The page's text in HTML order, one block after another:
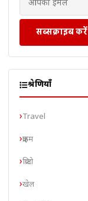
सब्सक्राइब करें
श्रेणियाँ
Travel
क्राइम
क्रिप्टो
खेल